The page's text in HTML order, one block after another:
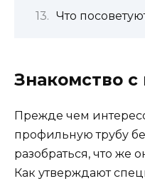
Что
Знакомство
Прежде чем
профильную трубу
разобраться, что же
Как утверждают